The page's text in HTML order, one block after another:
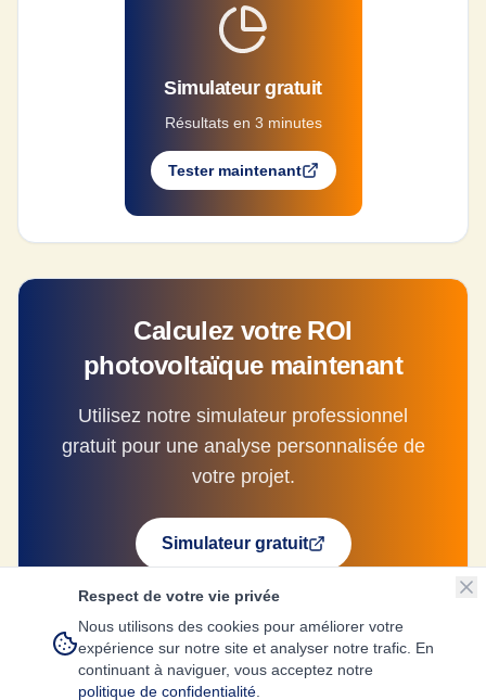
Simulateur gratuit
Résultats en 3 minutes
Tester maintenant
Calculez votre ROI
photovoltaïque maintenant
Utilisez notre simulateur professionnel
gratuit pour une analyse personnalisée de
votre projet.
Simulateur gratuit
Respect de votre vie privée
Nous utilisons des cookies pour améliorer votre
expérience sur notre site et analyser notre trafic. En
continuant à naviguer, vous acceptez notre
politique de confidentialité